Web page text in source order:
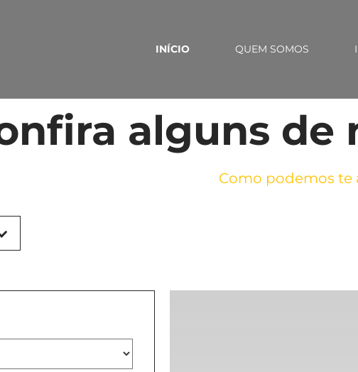
INÍCIO QUEM SOMOS
alguns de
Como podemos te